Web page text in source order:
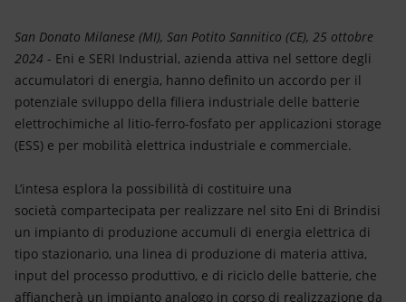
Scenari energetici
San Donato Milanese (MI), San Potito Sannitico (CE), 25 ottobre
2024 - Eni e SERI Industrial, azienda attiva nel settore degli
accumulatori di energia, hanno definito un accordo per il
potenziale sviluppo della filiera industriale delle batterie
elettrochimiche al litio-ferro-fosfato per applicazioni storage
(ESS) e per mobilità elettrica industriale e commerciale.
L’intesa esplora la possibilità di costituire una
società compartecipata per realizzare nel sito Eni di Brindisi
un impianto di produzione accumuli di energia elettrica di
tipo stazionario, una linea di produzione di materia attiva,
input del processo produttivo, e di riciclo delle batterie, che
affiancherà un impianto analogo in corso di realizzazione da